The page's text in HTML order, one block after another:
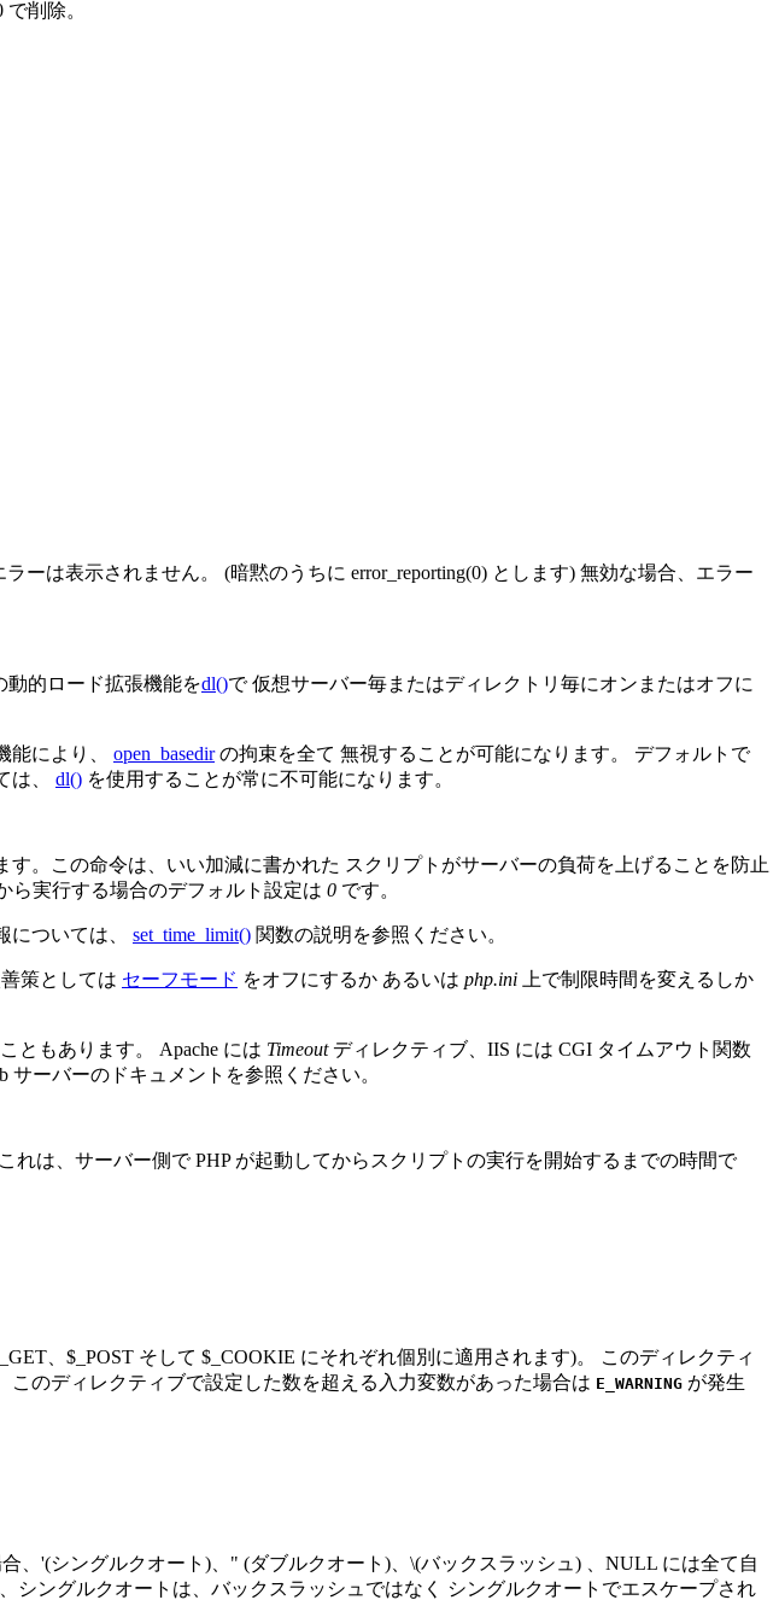
削除。
ーは表示されません。 (暗黙のうちに error_reporting(0) とします) 無効な場合、エラー
動的ロード拡張機能をdl()で 仮想サーバー毎またはディレクトリ毎にオンまたはオフに
能により、 open_basedirの拘束を全て 無視することが可能になります。 デフォルトで
は、 dl() を使用することが常に不可能になります。
。この命令は、いい加減に書かれた スクリプトがサーバーの負荷を上げることを防止
ら実行する場合のデフォルト設定は 0 です。
については、 set_time_limit() 関数の説明を参照ください。
策としては セーフモード をオフにするか あるいは php.ini 上で制限時間を変えるしか
ともあります。 Apache には Timeoutディレクティブ、IIS には CGI タイムアウト関数
ーバーのドキュメントを参照ください。
は、サーバー側で PHP が起動してからスクリプトの実行を開始するまでの時間で
、$_POST そして $_COOKIE にそれぞれ個別に適用されます)。 このディレクティ
のディレクティブで設定した数を超える入力変数があった場合は E_WARNING が発生
合、'(シングルクオート)、" (ダブルクオート)、\(バックスラッシュ) 、NULL には全て自
シングルクオートは、バックスラッシュではなく シングルクオートでエスケープされ